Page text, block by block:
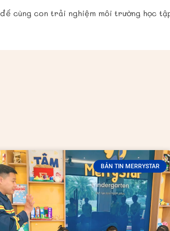
để cùng con trải nghiệm môi trường học
BẢN TIN MERRYSTAR